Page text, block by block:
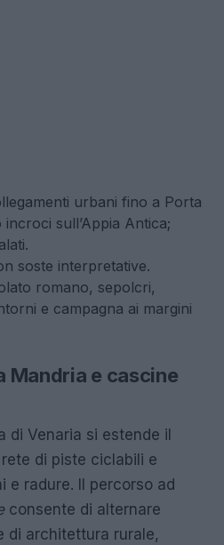
urbani fino a Porta
sull’Appia Antica;
soste interpretative.
romano, sepolcri,
e campagna ai margini
Mandria e cascine
di Venaria si estende il
di piste ciclabili e
e radure. Il percorso ad
consente di alternare
di architettura rurale,